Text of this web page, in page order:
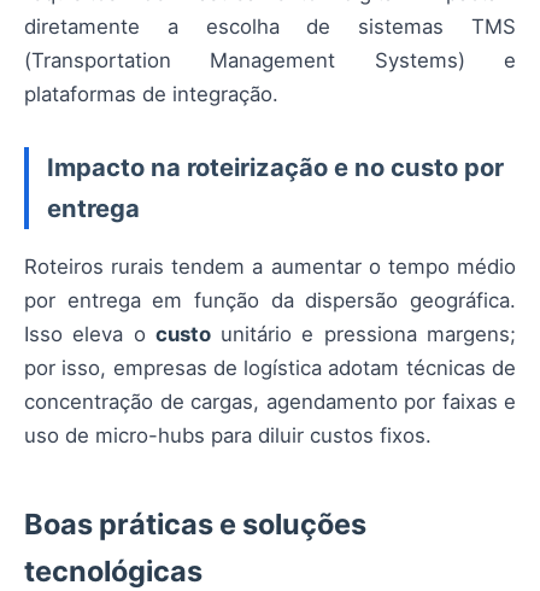
diretamente a escolha de sistemas TMS
(Transportation Management Systems) e
plataformas de integração.
Impacto na roteirização e no custo por
entrega
Roteiros rurais tendem a aumentar o tempo médio
por entrega em função da dispersão geográfica.
Isso eleva o custounitário e pressiona margens;
por isso, empresas de logística adotam técnicas de
concentração de cargas, agendamento por faixas e
uso de micro-hubs para diluir custos fixos.
Boas práticas e soluções
tecnológicas